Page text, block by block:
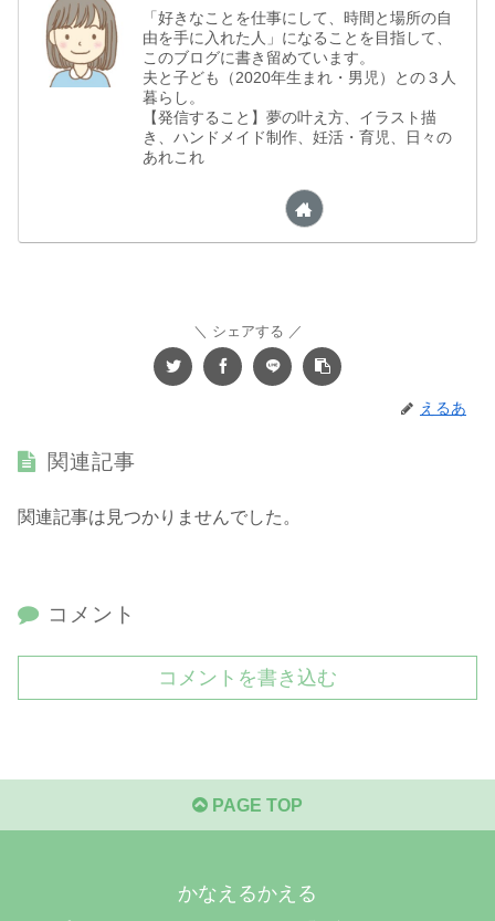
「好きなことを仕事にして、時間と場所の自
由を手に入れた人」になることを目指して、
このブログに書き留めています。
夫と子ども（2020年生まれ・男児）との３人
暮らし。
【発信すること】夢の叶え方、イラスト描
き、ハンドメイド制作、妊活・育児、日々の
あれこれ
シェアする
えるあ
関連記事
関連記事は見つかりませんでした。
コメント
コメントを書き込む
PAGE TOP
かなえるかえる